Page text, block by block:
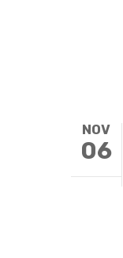
NOV
06